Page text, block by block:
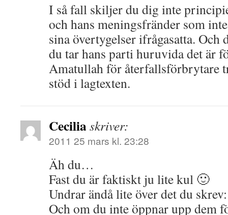
I så fall skiljer du dig inte
och hans meningsfränder som
sina övertygelser ifrågasatta. Och
du tar hans parti huruvida det är
Amatullah för återfallsförbrytare
stöd i lagtexten.
Ceciliaskriver:
2011 25 mars kl. 23:28
Äh du…
Fast du är faktiskt ju lite kul 🙂
Undrar ändå lite över det du
Och om du inte öppnar upp dem